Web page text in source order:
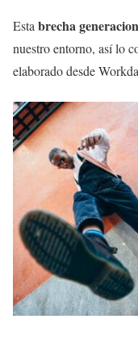
Esta brecha
nuestro entorno, así lo
elaborado desde